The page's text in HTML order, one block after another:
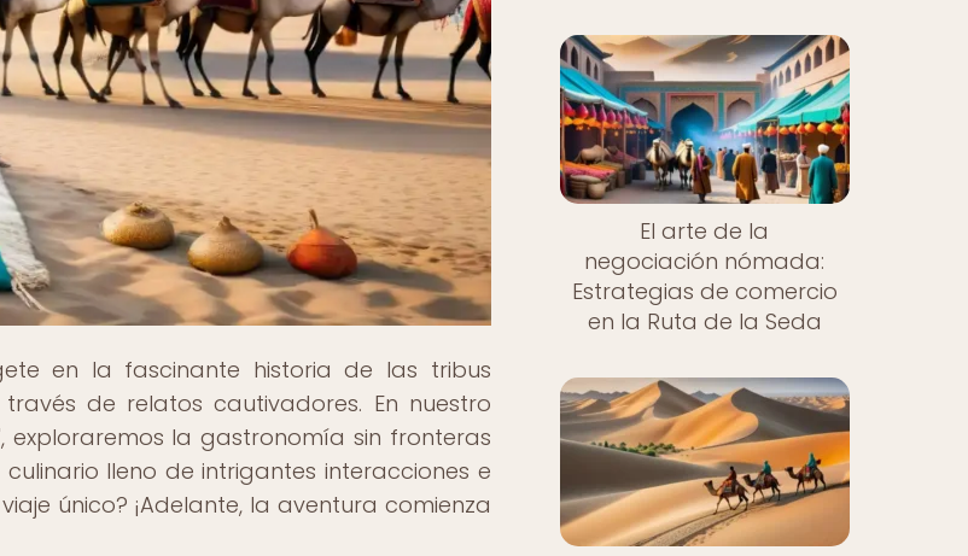
en la fascinante historia de las tribus
de relatos cautivadores. En nuestro
exploraremos la gastronomía sin fronteras
lleno de intrigantes interacciones e
único? ¡Adelante, la aventura comienza
El arte de la
negociación nómada:
Estrategias de comercio
en la Ruta de la Seda